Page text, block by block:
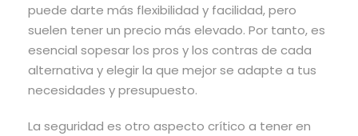
puede darte más flexibilidad y facilidad, pero
suelen tener un precio más elevado. Por tanto, es
esencial sopesar los pros y los contras de cada
alternativa y elegir la que mejor se adapte a tus
necesidades y presupuesto.
La seguridad es otro aspecto crítico a tener en